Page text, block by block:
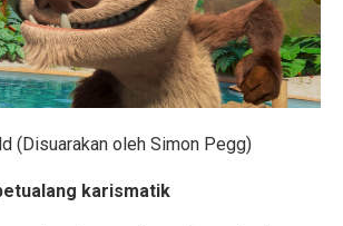
(Disuarakan oleh Simon Pegg)
karismatik